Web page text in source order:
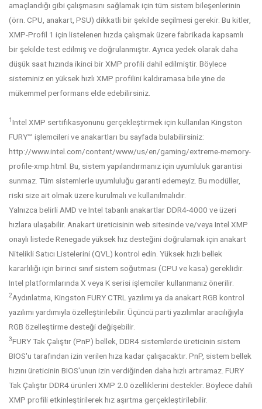
amaçlandığı gibi çalışmasını sağlamak için tüm sistem bileşenlerinin
(örn. CPU, anakart, PSU) dikkatli bir şekilde seçilmesi gerekir. Bu kitler,
XMP-Profil 1 için listelenen hızda çalışmak üzere fabrikada kapsamlı
bir şekilde test edilmiş ve doğrulanmıştır. Ayrıca yedek olarak daha
düşük saat hızında ikinci bir XMP profili dahil edilmiştir. Böylece
sisteminiz en yüksek hızlı XMP profilini kaldıramasa bile yine de
mükemmel performans elde edebilirsiniz.
1 Intel XMP sertifikasyonunu gerçekleştirmek için kullanılan Kingston
FURY™ işlemcileri ve anakartları bu sayfada bulabilirsiniz:
http://www.intel.com/content/www/us/en/gaming/extreme-memory-
profile-xmp.html. Bu, sistem yapılandırmanız için uyumluluk garantisi
sunmaz. Tüm sistemlerle uyumluluğu garanti edemeyiz. Bu modüller,
riski size ait olmak üzere kurulmalı ve kullanılmalıdır.
Yalnızca belirli AMD ve Intel tabanlı anakartlar DDR4-4000 ve üzeri
hızlara ulaşabilir. Anakart üreticisinin web sitesinde ve/veya Intel XMP
onaylı listede Renegade yüksek hız desteğini doğrulamak için anakart
Nitelikli Satıcı Listelerini (QVL) kontrol edin. Yüksek hızlı bellek
kararlılığı için birinci sınıf sistem soğutması (CPU ve kasa) gereklidir.
Intel platformlarında X veya K serisi işlemciler kullanmanız önerilir.
2Aydınlatma, Kingston FURY CTRL yazılımı ya da anakart RGB kontrol
yazılımı yardımıyla özelleştirilebilir. Üçüncü parti yazılımlar aracılığıyla
RGB özelleştirme desteği değişebilir.
3FURY Tak Çalıştır (PnP) bellek, DDR4 sistemlerde üreticinin sistem
BIOS'u tarafından izin verilen hıza kadar çalışacaktır. PnP, sistem bellek
hızını üreticinin BIOS'unun izin verdiğinden daha hızlı artıramaz. FURY
Tak Çalıştır DDR4 ürünleri XMP 2.0 özelliklerini destekler. Böylece dahili
XMP profili etkinleştirilerek hız aşırtma gerçekleştirilebilir.